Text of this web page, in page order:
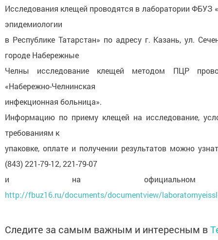
Исследования клещей проводятся в лаборатории ФБУЗ
эпидемиологии
в Республике Татарстан» по адресу г. Казань, ул.
городе Набережные
Челны исследование клещей методом ПЦР
«Набережно-Челнинская
инфекционная больница».
Информацию по приему клещей на исследование,
требованиям к
упаковке, оплате и получении результатов можно
(843) 221-79-12, 221-79-07
и на официальном
http://fbuz16.ru/documents/documentview/
Следите за самым важным и интересным в